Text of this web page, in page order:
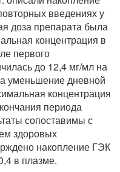
введениях у
доза препарата была
концентрация в
первого
до 12,4 мг/мл на
уменьшение дневной
концентрация
периода
сопоставимы с
здоровых
накопление ГЭК
в плазме.